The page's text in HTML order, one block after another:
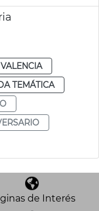
VALENCIA
TEMÁTICA
de Interés